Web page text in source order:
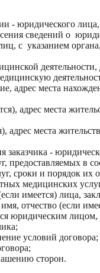
- юридического
сведений о
с указанием
деятельности,
адрес места
адрес места
места
заказчика -
предоставляемых в
сроки и порядок их
медицинских
имеется) лица,
отчество (если
юридическим
условий договора;
сторон.